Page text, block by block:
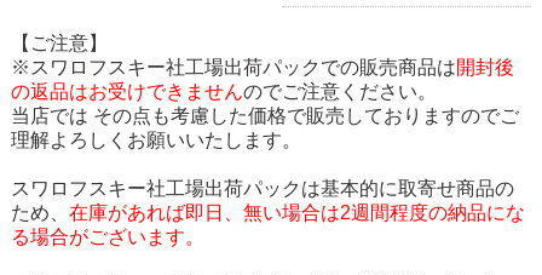
【ご注意】
※スワロフスキー社工場出荷パックでの販売商品は開封後
の返品はお受けできませんのでご注意ください。
当店では その点も考慮した価格で販売しておりますのでご
理解よろしくお願いいたします。
スワロフスキー社工場出荷パックは基本的に取寄せ商品の
ため、 在庫があれば即日、無い場合は2週間程度の納品にな
る場合がございます。